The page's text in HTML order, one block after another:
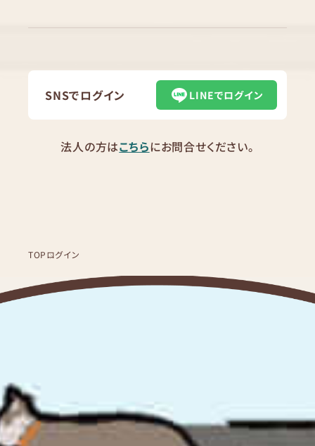
SNSでログイン LINEでログイン
法人の方はこちらにお問合せください。
TOPログイン